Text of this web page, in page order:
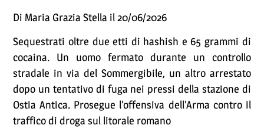
Di Maria Grazia Stella il 20/06/2026
Sequestrati oltre due etti di hashish e 65 grammi di
cocaina. Un uomo fermato durante un controllo
stradale in via del Sommergibile, un altro arrestato
dopo un tentativo di fuga nei pressi della stazione di
Ostia Antica. Prosegue l’offensiva dell’Arma contro il
traffico di droga sul litorale romano